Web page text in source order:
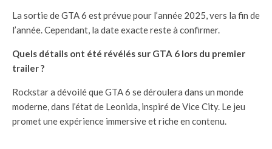
La sortie de GTA 6 est prévue pour l’année 2025, vers la fin de
l’année. Cependant, la date exacte reste à confirmer.
Quels détails ont été révélés sur GTA 6 lors du premier
trailer ?
Rockstar a dévoilé que GTA 6 se déroulera dans un monde
moderne, dans l’état de Leonida, inspiré de Vice City. Le jeu
promet une expérience immersive et riche en contenu.